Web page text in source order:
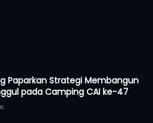
Paparkan Strategi Membangun
pada Camping CAI ke-47